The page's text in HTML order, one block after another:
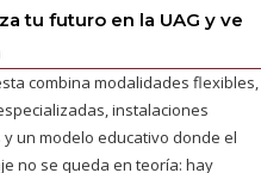
tu futuro en la UAG y ve
combina modalidades flexibles,
instalaciones
un modelo educativo donde el
no se queda en teoría: hay